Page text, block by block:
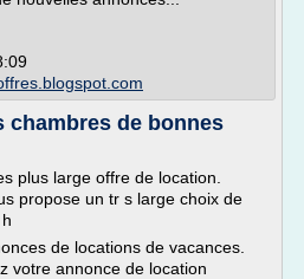
chambres de bonnes
plus large offre de location.
propose un tr s large choix de
de locations de vacances.
votre annonce de location